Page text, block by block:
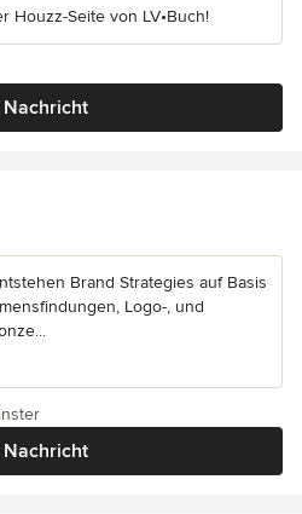
Houzz-Seite von LV•Buch!
Nachricht
Brand Strategies auf Basis
Logo-, und
Nachricht